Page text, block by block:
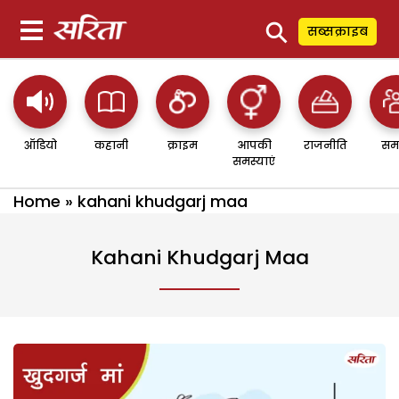
⚲ सब्सक्राइब
ऑडियो कहानी क्राइम
आपकी
समस्याएं
राजनीति
Home » kahani khudgarj maa
Kahani Khudgarj Maa